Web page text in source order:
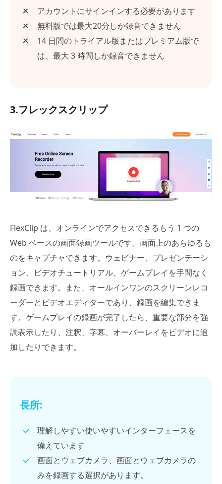
アカウントにサインインする必要があります
無料版では最大20分しか録音できません
14 日間のトライアル版またはプレミアム版で
は、最大 3 時間しか録音できません
3.フレックスクリップ
FlexClip は、オンラインでアクセスできるもう 1 つの
Web ベースの画面録画ツールです。画面上のあらゆるも
のをキャプチャできます。ウェビナー、プレゼンテーシ
ョン、ビデオチュートリアル、ゲームプレイを手間なく
録画できます。また、オールインワンのスクリーンレコ
ーダーとビデオエディターであり、録画を編集できま
す。ゲームプレイの録画が完了したら、重要な部分を強
調表示したり、注釈、字幕、オーバーレイをビデオに追
加したりできます。
長所:
理解しやすい使いやすいインターフェースを
備えています
画面とウェブカメラ、画面とウェブカメラの
みを録画する選択があります。